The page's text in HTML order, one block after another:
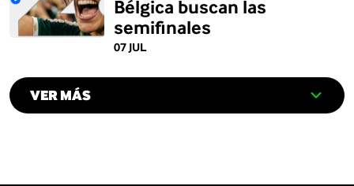
07 JUL
Bélgica buscan las
semifinales
VER MÁS